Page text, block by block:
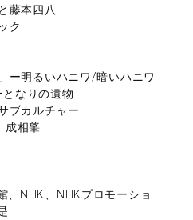
藤本四八
ク
ー明るいハニワ/暗いハニワ
なりの遺物
ブカルチャー
成相肇
、NHK、NHKプロモーショ